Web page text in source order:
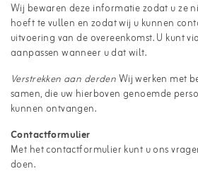
Wij bewaren deze informatie zodat u ze
hoeft te vullen en zodat wij u kunnen
uitvoering van de overeenkomst. U kunt
aanpassen wanneer u dat wilt.
Verstrekken aan derdenWij werken met
samen, die uw hierboven genoemde
kunnen ontvangen.
Contactformulier
Met het contactformulier kunt u ons
doen.